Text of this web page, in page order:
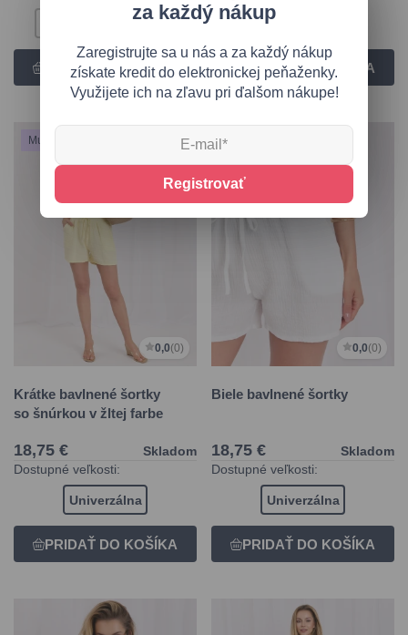
XL Univerzálna
Mušelín
0,0(0)
Krátke bavlnené šortky
so šnúrkou v žltej farbe
18,75 €
Skladom
Dostupné veľkosti:
Univerzálna
Mušelín
0,0(0)
Biele bavlnené šortky
18,75 €
Skladom
Dostupné veľkosti:
Univerzálna
za každý nákup
Zaregistrujte sa u nás a za každý nákup
získate kredit do elektronickej peňaženky.
Využijete ich na zľavu pri ďalšom nákupe!
Registrovať